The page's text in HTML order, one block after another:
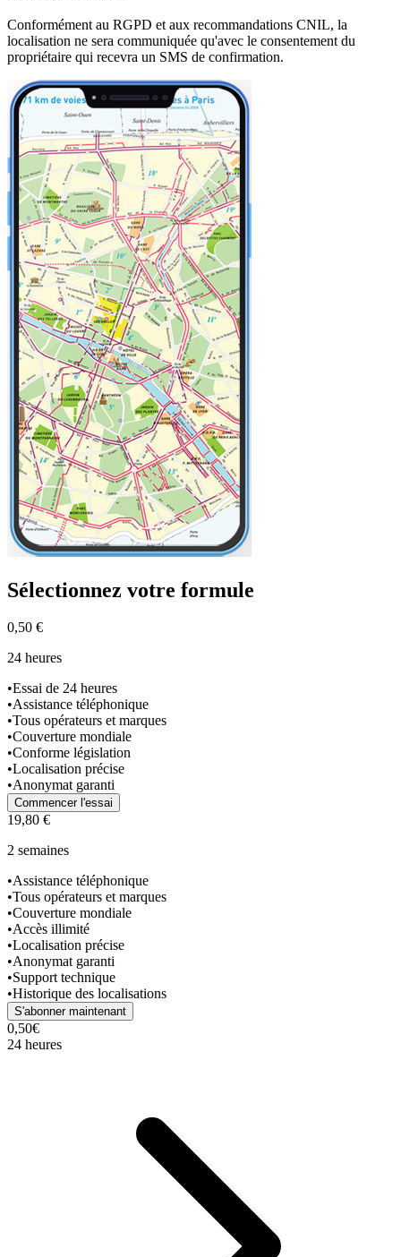
Conformément au RGPD et aux recommandations CNIL, la
localisation ne sera communiquée qu'avec le consentement du
propriétaire qui recevra un SMS de confirmation.
Sélectionnez votre formule
0,50 €
24 heures
•Essai de 24 heures
•Assistance téléphonique
•Tous opérateurs et marques
•Couverture mondiale
•Conforme législation
•Localisation précise
•Anonymat garanti
Commencer l'essai
19,80 €
2 semaines
•Assistance téléphonique
•Tous opérateurs et marques
•Couverture mondiale
•Accès illimité
•Localisation précise
•Anonymat garanti
•Support technique
•Historique des localisations
S'abonner maintenant
0,50€
24 heures